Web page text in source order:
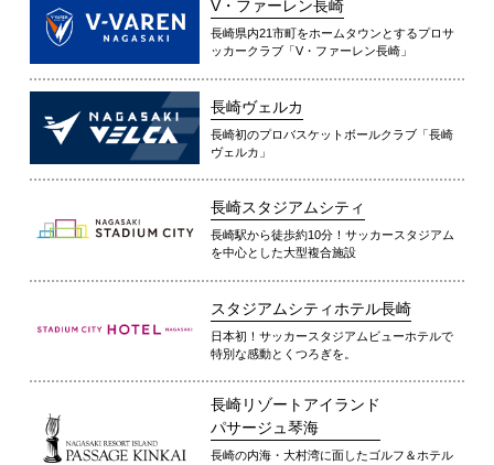
V・ファーレン長崎
長崎県内21市町をホームタウンとするプロサ
ッカークラブ「V・ファーレン長崎」
長崎ヴェルカ
長崎初のプロバスケットボールクラブ「長崎
ヴェルカ」
長崎スタジアムシティ
長崎駅から徒歩約10分！サッカースタジアム
を中心とした大型複合施設
スタジアムシティホテル長崎
日本初！サッカースタジアムビューホテルで
特別な感動とくつろぎを。
長崎リゾートアイランド
パサージュ琴海
長崎の内海・大村湾に面したゴルフ＆ホテル